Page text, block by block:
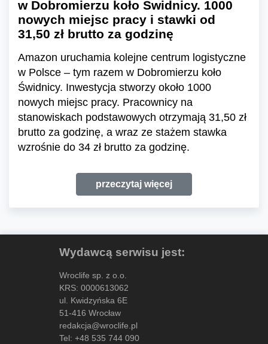
w Dobromierzu koło Świdnicy. 1000
nowych miejsc pracy i stawki od
31,50 zł brutto za godzinę
Amazon uruchamia kolejne centrum logistyczne
w Polsce – tym razem w Dobromierzu koło
Świdnicy. Inwestycja stworzy około 1000
nowych miejsc pracy. Pracownicy na
stanowiskach podstawowych otrzymają 31,50 zł
brutto za godzinę, a wraz ze stażem stawka
wzrośnie do 34 zł brutto za godzinę.
przeczytaj więcej
Wydawcą serwisu jest:
Wroclife sp. z o.o.
KRS: 0000613062
ul. Kwidzyńska 6E
51-416 Wrocław
redakcja@wroclife.pl
Tel: +48 535 744 090